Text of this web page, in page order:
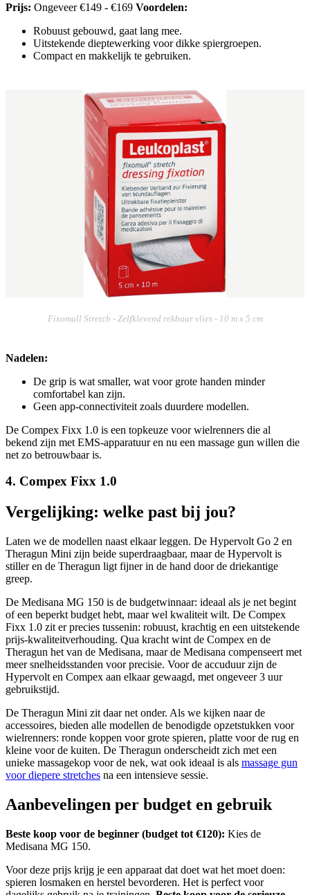
Prijs: Ongeveer €149 - €169 Voordelen:
Robuust gebouwd, gaat lang mee.
Uitstekende dieptewerking voor dikke spiergroepen.
Compact en makkelijk te gebruiken.
Fixomull Stretch - Zelfklevend rekbaar vlies - 10 m x 5 cm
Nadelen:
De grip is wat smaller, wat voor grote handen minder
comfortabel kan zijn.
Geen app-connectiviteit zoals duurdere modellen.
De Compex Fixx 1.0 is een topkeuze voor wielrenners die al
bekend zijn met EMS-apparatuur en nu een massage gun willen die
net zo betrouwbaar is.
4. Compex Fixx 1.0
Vergelijking: welke past bij jou?
Laten we de modellen naast elkaar leggen. De Hypervolt Go 2 en
Theragun Mini zijn beide superdraagbaar, maar de Hypervolt is
stiller en de Theragun ligt fijner in de hand door de driekantige
greep.
De Medisana MG 150 is de budgetwinnaar: ideaal als je net begint
of een beperkt budget hebt, maar wel kwaliteit wilt. De Compex
Fixx 1.0 zit er precies tussenin: robuust, krachtig en een uitstekende
prijs-kwaliteitverhouding. Qua kracht wint de Compex en de
Theragun het van de Medisana, maar de Medisana compenseert met
meer snelheidsstanden voor precisie. Voor de accuduur zijn de
Hypervolt en Compex aan elkaar gewaagd, met ongeveer 3 uur
gebruikstijd.
De Theragun Mini zit daar net onder. Als we kijken naar de
accessoires, bieden alle modellen de benodigde opzetstukken voor
wielrenners: ronde koppen voor grote spieren, platte voor de rug en
kleine voor de kuiten. De Theragun onderscheidt zich met een
unieke massagekop voor de nek, wat ook ideaal is als massage gun
voor diepere stretches na een intensieve sessie.
Aanbevelingen per budget en gebruik
Beste koop voor de beginner (budget tot €120): Kies de
Medisana MG 150.
Voor deze prijs krijg je een apparaat dat doet wat het moet doen:
spieren losmaken en herstel bevorderen. Het is perfect voor